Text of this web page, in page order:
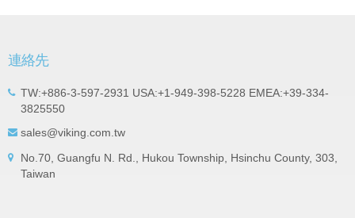
連絡先
TW:+886-3-597-2931 USA:+1-949-398-5228 EMEA:+39-334-
3825550
sales@viking.com.tw
No.70, Guangfu N. Rd., Hukou Township, Hsinchu County, 303,
Taiwan